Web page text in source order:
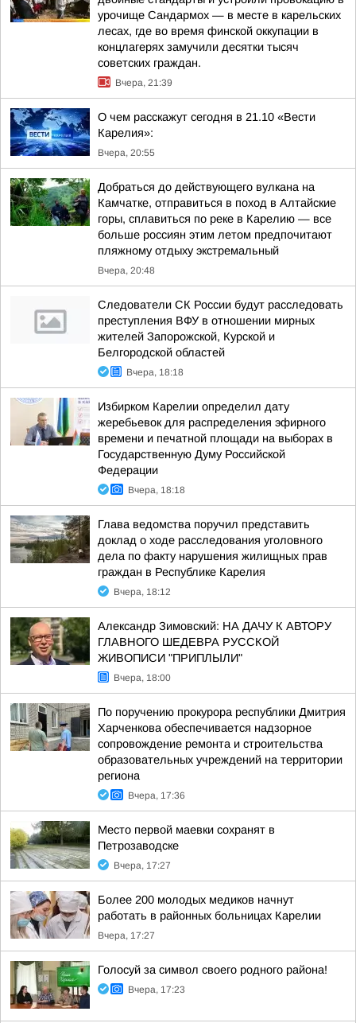
урочище Сандармох — в месте в карельских
лесах, где во время финской оккупации в
концлагерях замучили десятки тысяч
советских граждан.
Вчера, 21:39
О чем расскажут сегодня в 21.10 «Вести
Карелия»:
Вчера, 20:55
Добраться до действующего вулкана на
Камчатке, отправиться в поход в Алтайские
горы, сплавиться по реке в Карелию — все
больше россиян этим летом предпочитают
пляжному отдыху экстремальный
Вчера, 20:48
Следователи СК России будут расследовать
преступления ВФУ в отношении мирных
жителей Запорожской, Курской и
Белгородской областей
Вчера, 18:18
Избирком Карелии определил дату
жеребьевок для распределения эфирного
времени и печатной площади на выборах в
Государственную Думу Российской
Федерации
Вчера, 18:18
Глава ведомства поручил представить
доклад о ходе расследования уголовного
дела по факту нарушения жилищных прав
граждан в Республике Карелия
Вчера, 18:12
Александр Зимовский: НА ДАЧУ К АВТОРУ
ГЛАВНОГО ШЕДЕВРА РУССКОЙ
ЖИВОПИСИ "ПРИПЛЫЛИ"
Вчера, 18:00
По поручению прокурора республики Дмитрия
Харченкова обеспечивается надзорное
сопровождение ремонта и строительства
образовательных учреждений на территории
региона
Вчера, 17:36
Место первой маевки сохранят в
Петрозаводске
Вчера, 17:27
Более 200 молодых медиков начнут
работать в районных больницах Карелии
Вчера, 17:27
Голосуй за символ своего родного района!
Вчера, 17:23